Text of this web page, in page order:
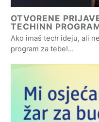
OTVORENE
TECHINN
Ako imaš tech ideju, ali
program za tebe!…